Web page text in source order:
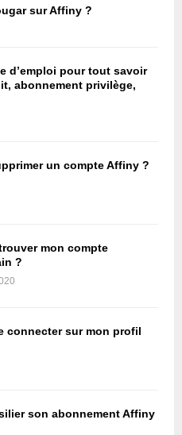
sur Affiny ?
d’emploi pour tout savoir
abonnement privilège,
un compte Affiny ?
mon compte
?
connecter sur mon profil
son abonnement Affiny